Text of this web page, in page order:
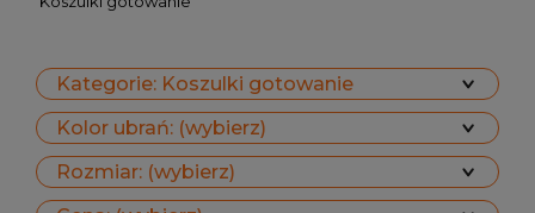
Kategorie: Koszulki gotowanie
Kolor ubrań: (wybierz)
Rozmiar: (wybierz)